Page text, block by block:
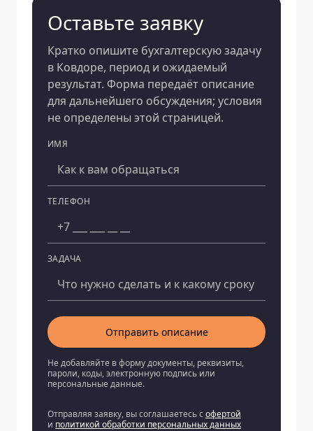
Оставьте заявку
Кратко опишите бухгалтерскую задачу
в Ковдоре, период и ожидаемый
результат. Форма передаёт описание
для дальнейшего обсуждения; условия
не определены этой страницей.
ИМЯ
ТЕЛЕФОН
ЗАДАЧА
Компания
Отправить описание
Не добавляйте в форму документы, реквизиты,
пароли, коды, электронную подпись или
персональные данные.
Отправляя заявку, вы соглашаетесь софертой
и политикой обработки персональных данных